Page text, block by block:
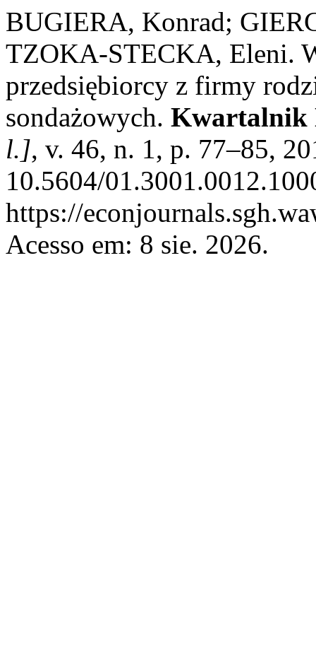
BUGIERA, Konrad;
TZOKA-STECKA, Eleni.
przedsiębiorcy z firmy
sondażowych. Kwartalnik
l.], v. 46, n. 1, p. 77–85,
10.5604/
https://
Acesso em: 8 sie. 2026.